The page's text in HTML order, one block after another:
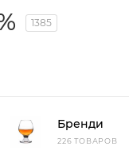
1385
Бренди
226 ТОВАРОВ